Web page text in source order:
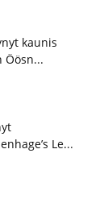
kaunis
Le...